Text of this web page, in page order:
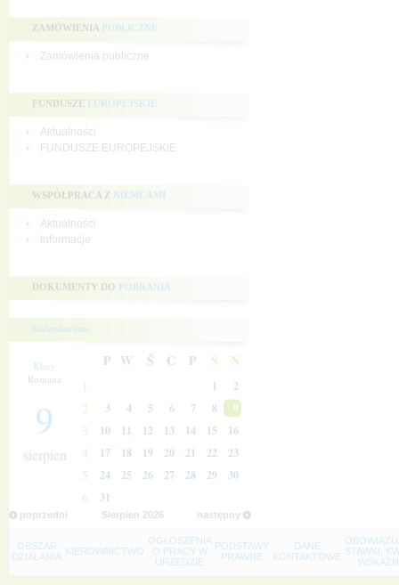
ZAMÓWIENIA PUBLICZNE
Zamówienia publiczne
FUNDUSZE EUROPEJSKIE
Aktualności
FUNDUSZE EUROPEJSKIE
WSPÓŁPRACA Z NIEMCAMI
Aktualności
Informacje
DOKUMENTY DO POBRANIA
Kalendarium
Klary
Romana
9
sierpien
P W Ś C P S N
1 1 2
2 3 4 5 6 7 8 9
3 10 11 12 13 14 15 16
4 17 18 19 20 21 22 23
5 24 25 26 27 28 29 30
6 31
poprzedni następny
Sierpien 2026
OBSZAR
DZIAŁANIA KIEROWNICTWO
OGŁOSZENIA
O PRACY W
URZĘDZIE
PODSTAWY
PRAWNE
DANE
KONTAKTOWE STAWKI,